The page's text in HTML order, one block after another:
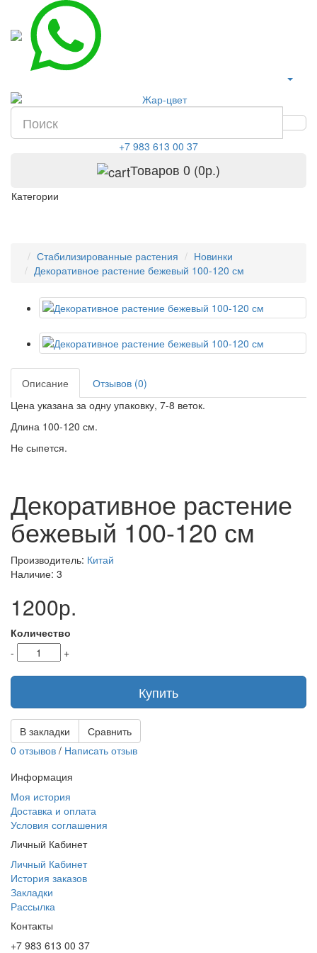
+7 983 613 00 37
Товаров 0 (0р.)
Категории
Стабилизированные растения
Новинки
Декоративное растение бежевый 100-120 см
Описание
Отзывов (0)
Цена указана за одну упаковку, 7-8 веток.
Длина 100-120 см.
Не сыпется.
Декоративное растение
бежевый 100-120 см
Производитель: Китай
Наличие: 3
1200р.
Количество
-
+
Купить
В закладки
Сравнить
0 отзывов / Написать отзыв
Информация
Моя история
Доставка и оплата
Условия соглашения
Личный Кабинет
Личный Кабинет
История заказов
Закладки
Рассылка
Контакты
+7 983 613 00 37